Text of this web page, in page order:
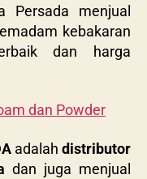
Persada menjual
kebakaran
dan harga
dan Powder
adalah distributor
dan juga menjual